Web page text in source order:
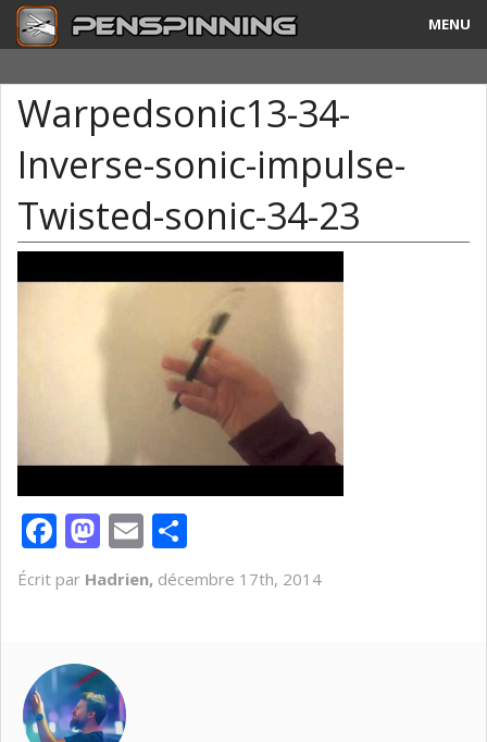
MENU
Tricks & Combos
Stylos & Mods
Tournois
Warpedsonic13-34-
Inverse-sonic-impulse-
Twisted-sonic-34-23
Facebook
Mastodon
Email
Écrit par Hadrien, décembre 17th, 2014